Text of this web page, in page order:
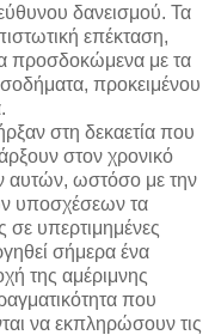
δανεισμού. Τα
επέκταση,
προσδοκώμενα με τα
προκειμένου
στη δεκαετία που
στον χρονικό
αυτών, ωστόσο με την
υποσχέσεων τα
σε υπερτιμημένες
σήμερα ένα
της αμέριμνης
που
να εκπληρώσουν τις